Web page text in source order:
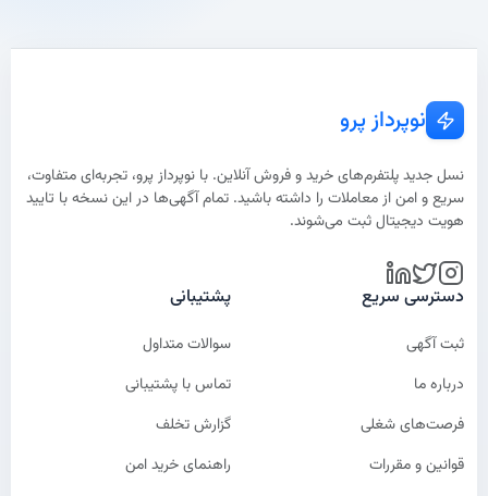
نوپرداز پرو
نسل جدید پلتفرم‌های خرید و فروش آنلاین. با نوپرداز پرو، تجربه‌ای متفاوت،
سریع و امن از معاملات را داشته باشید. تمام آگهی‌ها در این نسخه با تایید
هویت دیجیتال ثبت می‌شوند.
دسترسی سریع
ثبت آگهی
درباره ما
فرصت‌های شغلی
قوانین و مقررات
پشتیبانی
سوالات متداول
تماس با پشتیبانی
گزارش تخلف
راهنمای خرید امن